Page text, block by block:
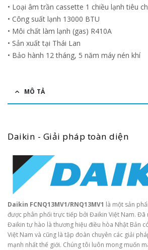
• Loại âm trần cassette 1 chiều lạnh tiêu
• Công suất lạnh 13000 BTU
• Môi chất làm lạnh (gas) R410A
• Sản xuất tại Thái Lan
• Bảo hành 12 tháng, 5 năm máy nén khí
MÔ TẢ
Daikin - Giải pháp toàn diện
Daikin FCNQ13MV1/RNQ13MV1 là một sản
được phân phối trực tiếp bởi Đaikin Việt Nam. Đã
Đaikin tự hào là thương hiệu điều hòa Nhật Bản
Việt Nam và cũng là tập đoàn chuyên các giải
mạnh nhất thế giới. Chúng tôi luôn mong muốn